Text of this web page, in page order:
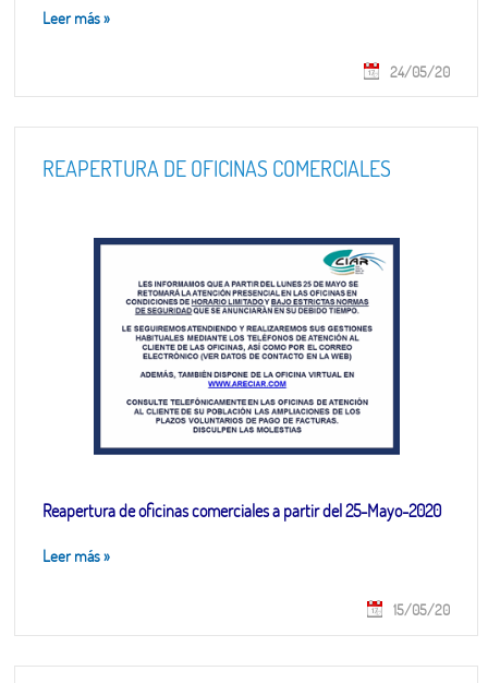
Leer más»
24/05/20
REAPERTURA DE OFICINAS COMERCIALES
Reapertura de oficinas comerciales a partir del 25-Mayo-2020
Leer más»
15/05/20